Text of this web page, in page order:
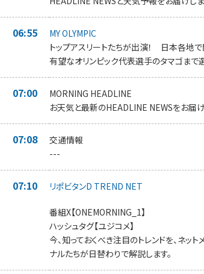
06:55
MY OLYMPIC
トップアスリートたちが出演！ 日本各地
有望なオリンピック代表選手のタマゴまで
07:00
MORNING HEADLINE
お天気と最新のHEADLINE NEWSをお届け
07:08
交通情報
---
07:10 リポビタンD TREND NET
番組X【ONEMORNING_1】
ハッシュタグ【ユジコメ】
今、知っておくべき注目のトレンドを、ネッ
ナルたちが日替わりで解説します。